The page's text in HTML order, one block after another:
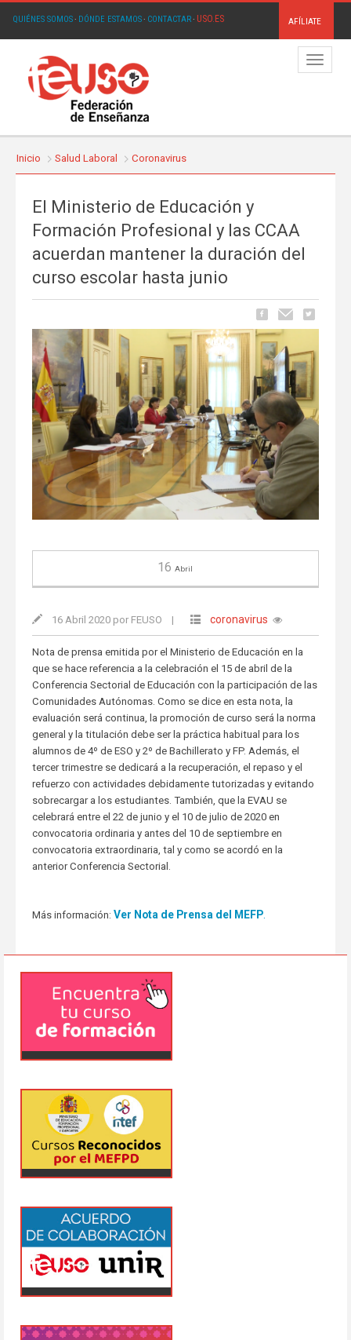
QUIÉNES SOMOS· DÓNDE ESTAMOS· CONTACTAR· USO.ES AFÍLIATE
Menú
Inicio Salud Laboral Coronavirus
El Ministerio de Educación y
Formación Profesional y las CCAA
acuerdan mantener la duración del
curso escolar hasta junio
16Abril
16 Abril 2020 por FEUSO | coronavirus
Nota de prensa emitida por el Ministerio de Educación en la
que se hace referencia a la celebración el 15 de abril de la
Conferencia Sectorial de Educación con la participación de las
Comunidades Autónomas. Como se dice en esta nota, la
evaluación será continua, la promoción de curso será la norma
general y la titulación debe ser la práctica habitual para los
alumnos de 4º de ESO y 2º de Bachillerato y FP. Además, el
tercer trimestre se dedicará a la recuperación, el repaso y el
refuerzo con actividades debidamente tutorizadas y evitando
sobrecargar a los estudiantes. También, que la EVAU se
celebrará entre el 22 de junio y el 10 de julio de 2020 en
convocatoria ordinaria y antes del 10 de septiembre en
convocatoria extraordinaria, tal y como se acordó en la
anterior Conferencia Sectorial.
Más información: Ver Nota de Prensa del MEFP.